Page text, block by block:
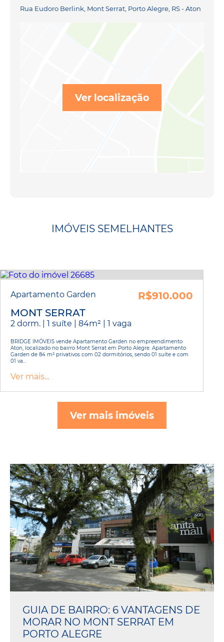
Rua Eudoro Berlink, Mont Serrat, Porto Alegre, RS - Aton
Ver localização
IMÓVEIS SEMELHANTES
Apartamento Garden
R$910.000
MONT SERRAT
2 dorm. | 1 suíte | 84m² | 1 vaga
BRIDGE IMÓVEIS vende Apartamento Garden no empreendimento
Aton, localizado no bairro Mont Serrat em Porto Alegre. Apartamento
Garden de 84 m² privativos com 02 dormitórios, sendo 01 suíte e com
01 va...
Ver mais...
Ver mais imóveis
GUIA DE BAIRRO: 6 VANTAGENS DE
MORAR NO MONT SERRAT EM
PORTO ALEGRE